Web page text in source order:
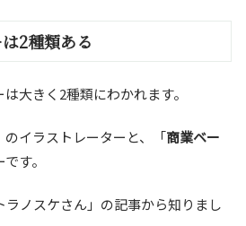
2種類ある
大きく2種類にわかれます。
のイラストレーターと、「商業ベー
す。
ノスケさん」の記事から知りまし